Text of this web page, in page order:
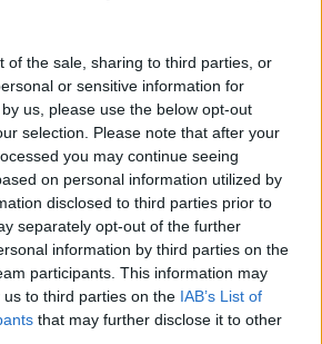
of the sale, sharing to third parties, or
or sensitive information for
us, please use the below opt-out
selection. Please note that after your
you may continue seeing
on personal information utilized by
disclosed to third parties prior to
separately opt-out of the further
information by third parties on the
participants. This information may
to third parties on the IAB’s List of
that may further disclose it to other
nejedná-li se o případ krajní nouze. Proč?
se strhnout k politické
této rubriky k ještě hojnější a otevřenější
volit a jiného ne. Jejím základem by
argumenty.
smlouva je stabilizační prvek
ale nemohu absolutně souhlasit s
ze dne 11. 4. Jako závislý